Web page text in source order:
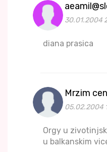
30.01.2004
diana prasica
Mrzim
05.02.2004
Orgy u
u balkanskim